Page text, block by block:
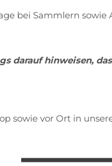
bei Sammlern sowie
darauf hinweisen,
sowie vor Ort in